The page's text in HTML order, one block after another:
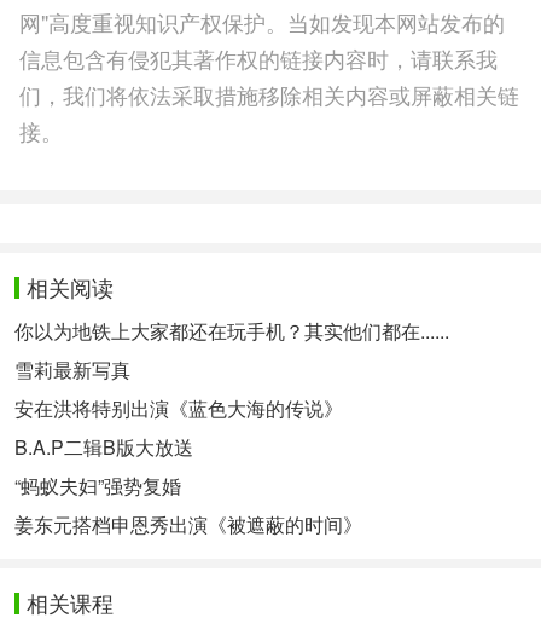
网"高度重视知识产权保护。当如发现本网站发布的
信息包含有侵犯其著作权的链接内容时，请联系我
们，我们将依法采取措施移除相关内容或屏蔽相关链
接。
相关阅读
你以为地铁上大家都还在玩手机？其实他们都在......
雪莉最新写真
安在洪将特别出演《蓝色大海的传说》
B.A.P二辑B版大放送
“蚂蚁夫妇”强势复婚
姜东元搭档申恩秀出演《被遮蔽的时间》
相关课程